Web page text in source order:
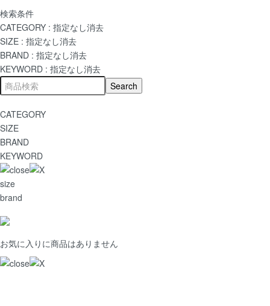
検索条件
CATEGORY : 指定なし消去
SIZE : 指定なし消去
BRAND : 指定なし消去
KEYWORD : 指定なし消去
CATEGORY
SIZE
BRAND
KEYWORD
size
brand
お気に入りに商品はありません